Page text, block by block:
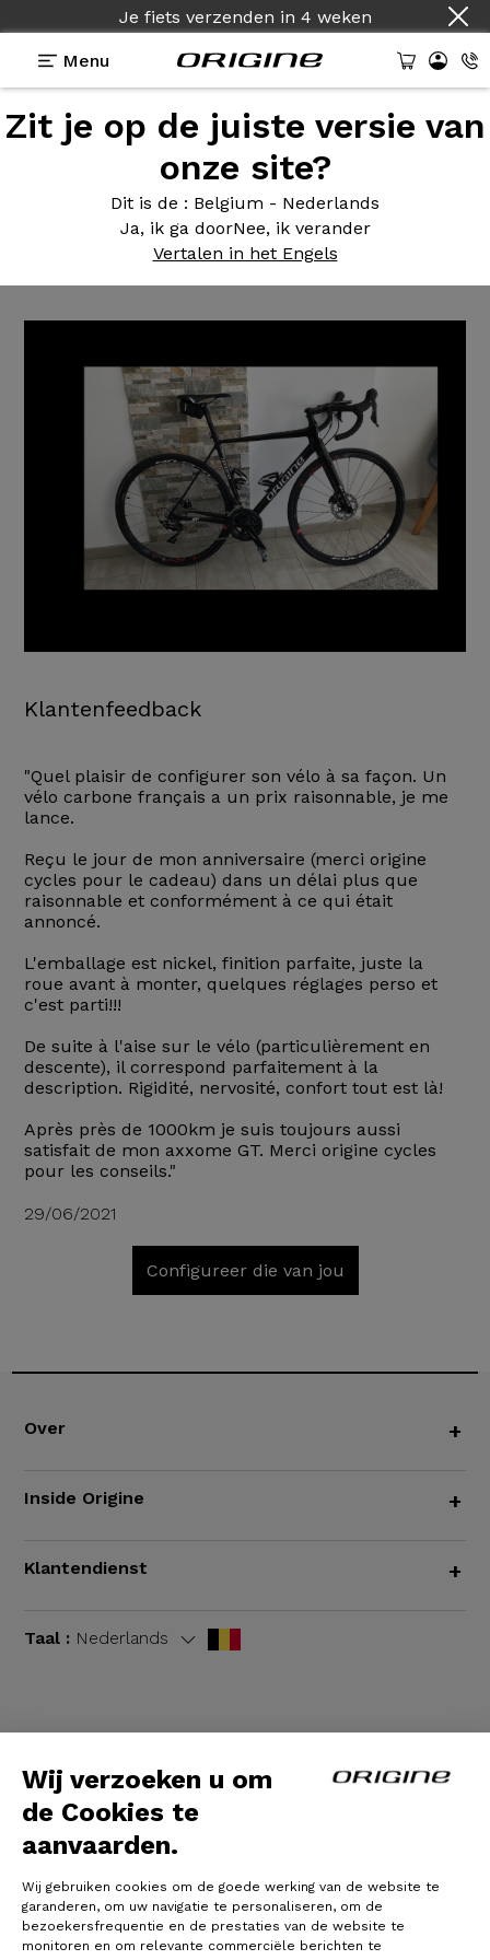
Wij verzoeken u om
de Cookies te
aanvaarden.
Wij gebruiken cookies om de goede werking van de website te
garanderen, om uw navigatie te personaliseren, om de
bezoekersfrequentie en de prestaties van de website te
monitoren en om relevante commerciële berichten te
Je fiets verzenden in 4 weken
Menu
Zit je op de juiste versie van
onze site?
Dit is de : Belgium - Nederlands
Ja, ik ga doorNee, ik verander
Vertalen in het Engels
Getuigenissen>Axxome II GT - Shimano 105 -
Fulcrum racing zero
Axxome IIGT - Shimano 105 -
Fulcrum racing zero
Klantenfeedback
"Quel plaisir de configurer son vélo à sa façon. Un
vélo carbone français a un prix raisonnable, je me
lance.
Reçu le jour de mon anniversaire (merci origine
cycles pour le cadeau) dans un délai plus que
raisonnable et conformément à ce qui était
annoncé.
L'emballage est nickel, finition parfaite, juste la
roue avant à monter, quelques réglages perso et
c'est parti!!!
De suite à l'aise sur le vélo (particulièrement en
descente), il correspond parfaitement à la
description. Rigidité, nervosité, confort tout est là!
Après près de 1000km je suis toujours aussi
satisfait de mon axxome GT. Merci origine cycles
pour les conseils."
29/06/2021
Configureer die van jou
Over +
Inside Origine +
Klantendienst +
Taal : Nederlands